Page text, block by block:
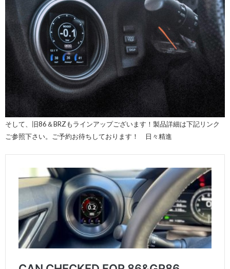
そして、旧86＆BRZもラインアップございます！製品詳細は下記リンク
ご参照下さい。ご予約お待ちしております！ 日々精進